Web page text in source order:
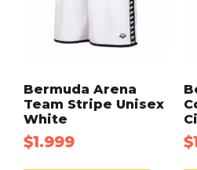
Bermuda Arena
Team Stripe Unisex
White
$1.999 $